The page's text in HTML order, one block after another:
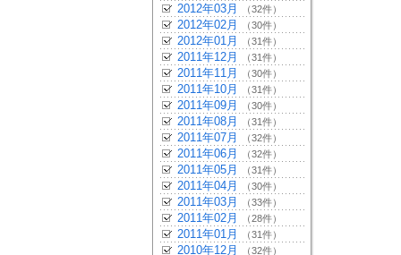
2012年03月 （32件）
2012年02月 （30件）
2012年01月 （31件）
2011年12月 （31件）
2011年11月 （30件）
2011年10月 （31件）
2011年09月 （30件）
2011年08月 （31件）
2011年07月 （32件）
2011年06月 （32件）
2011年05月 （31件）
2011年04月 （30件）
2011年03月 （33件）
2011年02月 （28件）
2011年01月 （31件）
2010年12月 （32件）